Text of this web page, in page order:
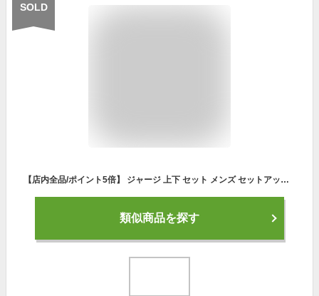
SOLD
【店内全品/ポイント5倍】 ジャージ 上下 セット メンズ セットアップ (2717/19B)【 吸汗速乾 】 スポーツウェア ランニングウェア トレーニングウェア 上下組 上下セット 長袖 パーカー ジャージパンツ レディース 男女兼用 秋 冬
類似商品を探す